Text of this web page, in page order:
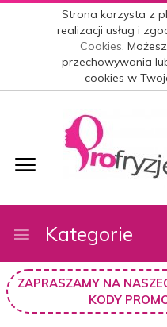
Strona korzysta z
realizacji usług i
Cookies.
przechowywania
cookies w
Kategorie
ZAPRASZAMY NA
KODY